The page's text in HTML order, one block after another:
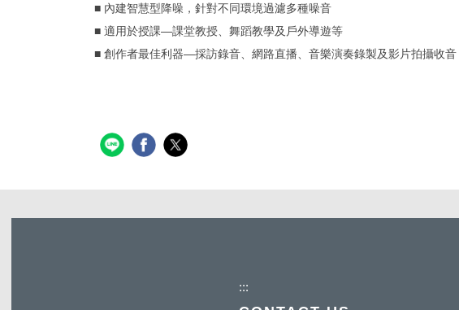
■ 內建智慧型降噪，針對不同環境過濾多種噪音
■ 適用於授課—課堂教授、舞蹈教學及戶外導遊等
■ 創作者最佳利器—採訪錄音、網路直播、音樂演奏錄製及影片拍攝收音
:::